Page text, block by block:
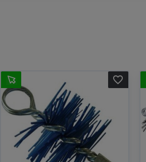
favorite_border